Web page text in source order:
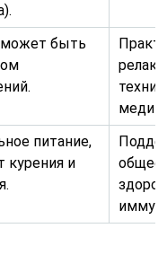
быть
питание,
курения и
общее